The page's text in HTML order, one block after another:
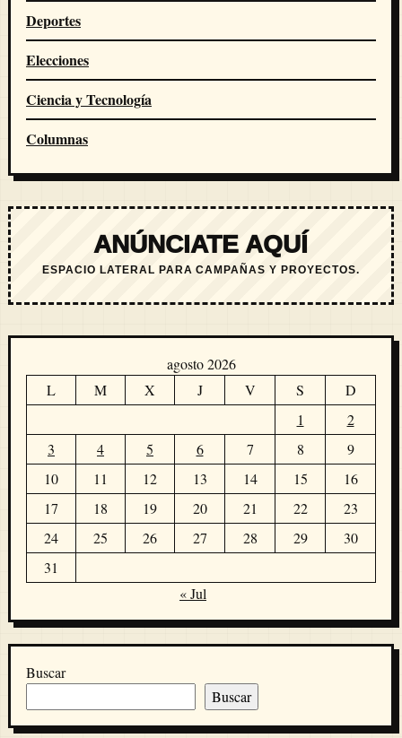
Deportes
Elecciones
Ciencia y Tecnología
Columnas
ANÚNCIATE AQUÍ
ESPACIO LATERAL PARA CAMPAÑAS Y PROYECTOS.
agosto 2026
L
M X J V S
D
1
2
3
4 5 6 7 8
9
10
11 12 13 14 15
16
17
18 19 20 21 22
23
24
25 26 27 28 29
30
31
« Jul
Buscar
Buscar